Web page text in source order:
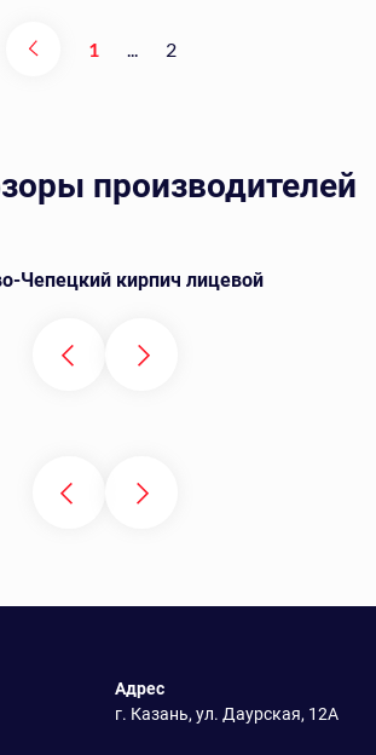
1 2
производителей
Чепецкий кирпич лицевой
Адрес
г. Казань, ул. Даурская, 12А